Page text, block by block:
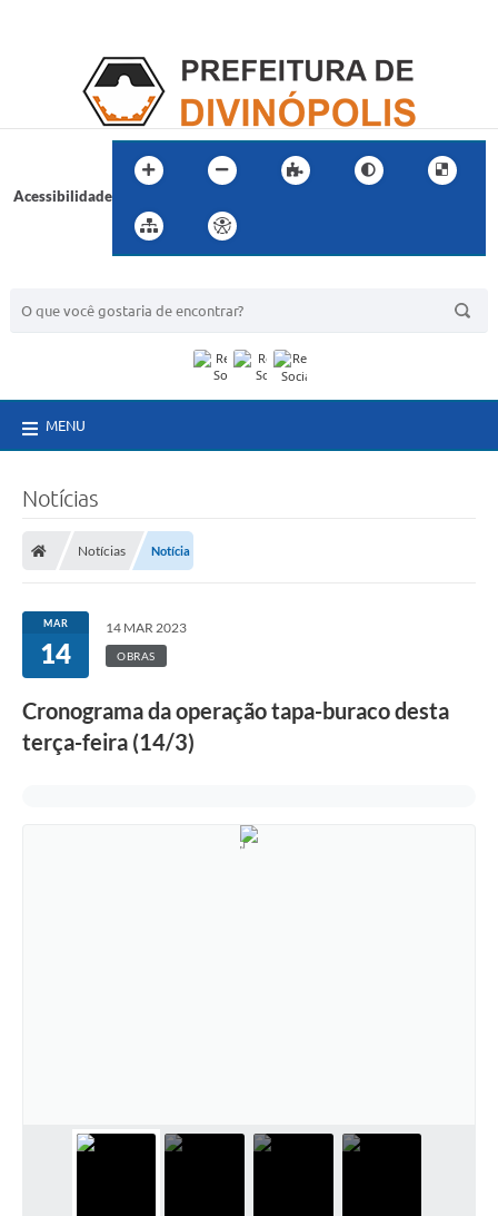
Acessibilidade
MENU
Notícias
Notícias Notícia
MAR
14
14 MAR 2023
OBRAS
Cronograma da operação tapa-buraco desta
terça-feira (14/3)